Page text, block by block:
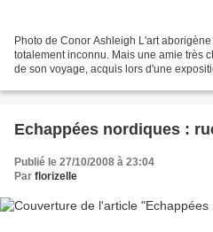
Photo de Conor Ashleigh L'art
totalement inconnu. Mais une amie très
de son voyage, acquis lors d'une
Echappées nordiques :
Publié le 27/10/2008 à 23:04
Par florizelle